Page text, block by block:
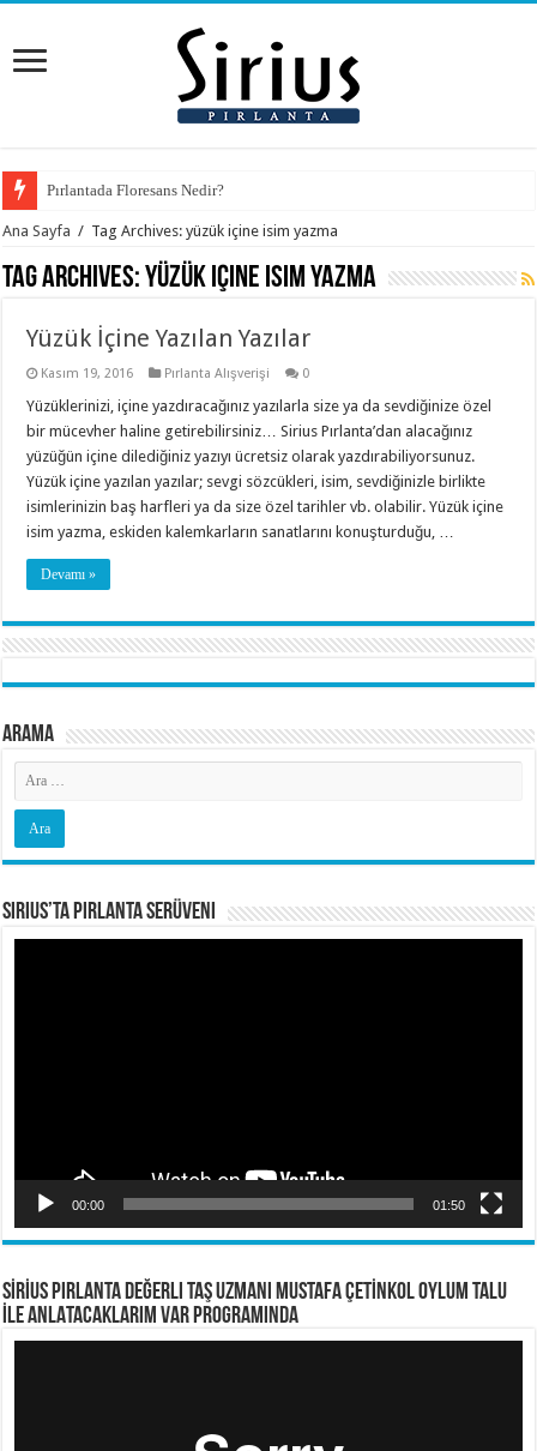
Pırlantada Floresans Nedir?
Ana Sayfa / Tag Archives: yüzük içine isim yazma
Tag Archives:yüzük içine isim yazma
Yüzük İçine Yazılan Yazılar
Kasım 19, 2016 Pırlanta Alışverişi 0
Yüzüklerinizi, içine yazdıracağınız yazılarla size ya da sevdiğinize özel
bir mücevher haline getirebilirsiniz… Sirius Pırlanta’dan alacağınız
yüzüğün içine dilediğiniz yazıyı ücretsiz olarak yazdırabiliyorsunuz.
Yüzük içine yazılan yazılar; sevgi sözcükleri, isim, sevdiğinizle birlikte
isimlerinizin baş harfleri ya da size özel tarihler vb. olabilir. Yüzük içine
isim yazma, eskiden kalemkarların sanatlarını konuşturduğu, …
Devamı »
Arama
Sirius’ta Pırlanta Serüveni
00:00 01:50
SİRİUS PIRLANTA Değerli Taş Uzmanı Mustafa ÇETİNKOL OYLUM TALU
İLE ANLATACAKLARIM VAR PROGRAMINDA